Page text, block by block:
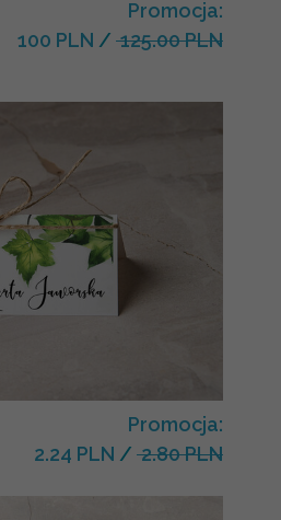
Promocja:
100 PLN / 125.00 PLN
Promocja:
2.24 PLN / 2.80 PLN